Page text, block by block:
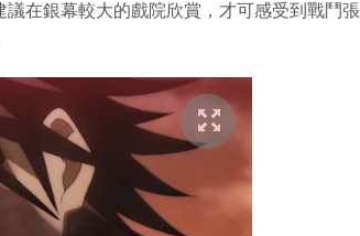
在銀幕較大的戲院欣賞，才可感受到戰鬥張